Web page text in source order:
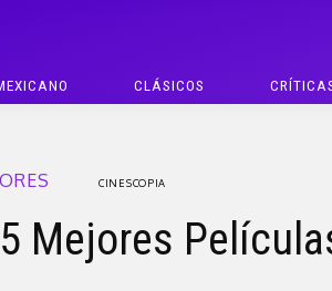
CLÁSICOS
CINESCOPIA
Mejores